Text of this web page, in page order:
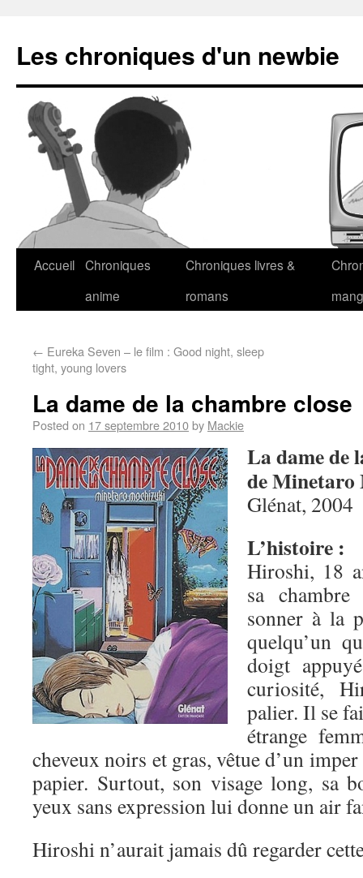
Les chroniques d'un newbie
Accueil Chroniques
anime
Chroniques livres &
romans
← Eureka Seven – le film : Good night, sleep
tight, young lovers
La dame de la chambre close
Posted on 17 septembre 2010by Mackie
La dame de
de
Glénat, 2004
L’histoire :
Hiroshi, 18
sa
sonner à la
quelqu’un
doigt
curiosité,
palier. Il se
étrange
cheveux noirs et gras, vêtue d’un
papier. Surtout, son visage long, sa
yeux sans expression lui donne un air
Hiroshi n’aurait jamais dû regarder